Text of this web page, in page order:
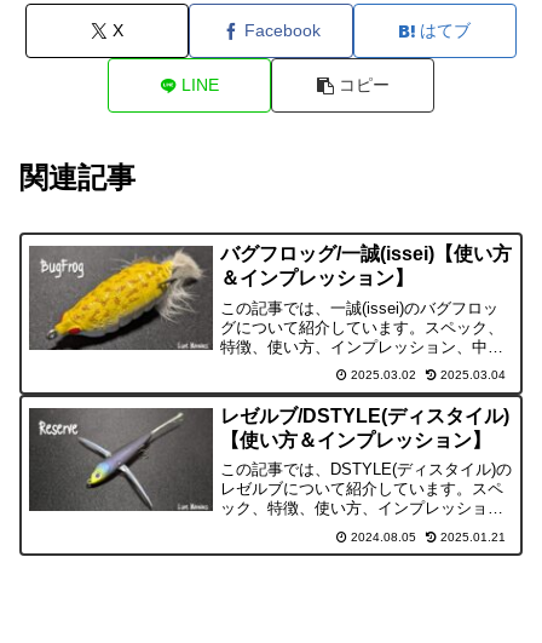
X Facebook はてブ
LINE コピー
関連記事
バグフロッグ/一誠(issei)【使い方
＆インプレッション】
この記事では、一誠(issei)のバグフロッ
グについて紹介しています。スペック、
特徴、使い方、インプレッション、中古
で探す時のポイントの5項目に分けて紹介
2025.03.02 2025.03.04
レゼルブ/DSTYLE(ディスタイル)
【使い方＆インプレッション】
この記事では、DSTYLE(ディスタイル)の
レゼルブについて紹介しています。スペ
ック、特徴、使い方、インプレッショ
ン、中古で探す時のポイントの5項目に分
けて紹介しています。
2024.08.05 2025.01.21